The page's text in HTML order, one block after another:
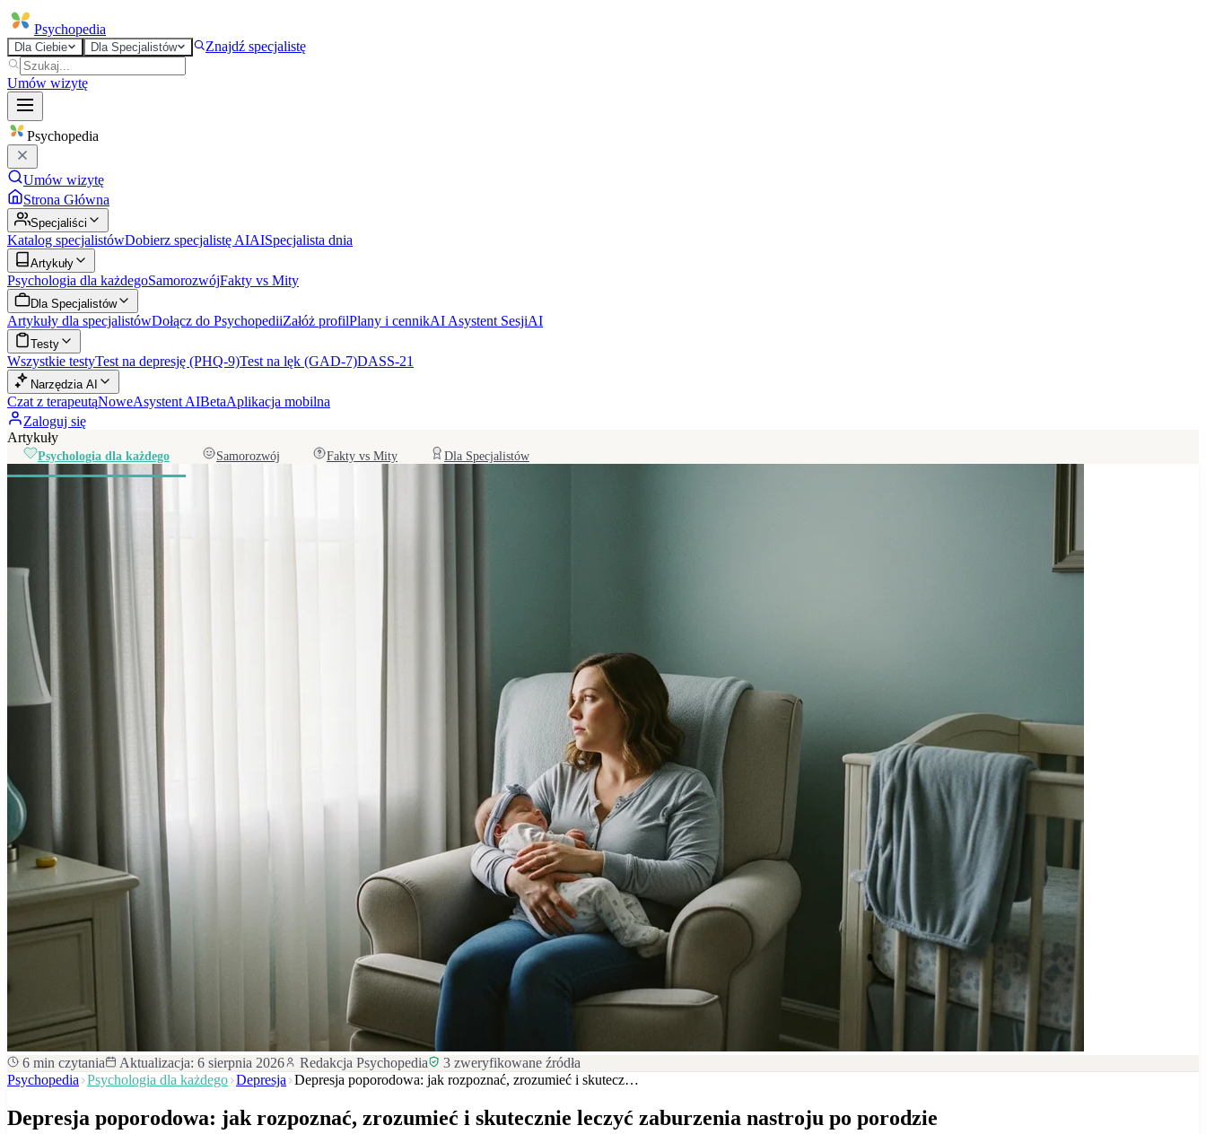
Psychopedia
Dla Ciebie Dla Specjalistów Znajdź specjalistę
Umów wizytę
Psychopedia
Umów wizytę
Strona Główna
Specjaliści
Katalog specjalistówDobierz specjalistę AIAISpecjalista dnia
Artykuły
Psychologia dla każdegoSamorozwójFakty vs Mity
Dla Specjalistów
Artykuły dla specjalistówDołącz do PsychopediiZałóż profilPlany i cennikAI Asystent SesjiAI
Testy
Wszystkie testyTest na depresję (PHQ-9)Test na lęk (GAD-7)DASS-21
Narzędzia AI
Czat z terapeutąNoweAsystent AIBetaAplikacja mobilna
Zaloguj się
Artykuły
Psychologia dla każdego Samorozwój Fakty vs Mity Dla Specjalistów
6 min czytania Aktualizacja: 6 sierpnia 2026 Redakcja Psychopedia 3 zweryfikowane źródła
Psychopedia Psychologia dla każdego Depresja Depresja poporodowa: jak rozpoznać, zrozumieć i skutecz…
Depresja poporodowa: jak rozpoznać, zrozumieć i skutecznie leczyć zaburzenia nastroju po porodzie